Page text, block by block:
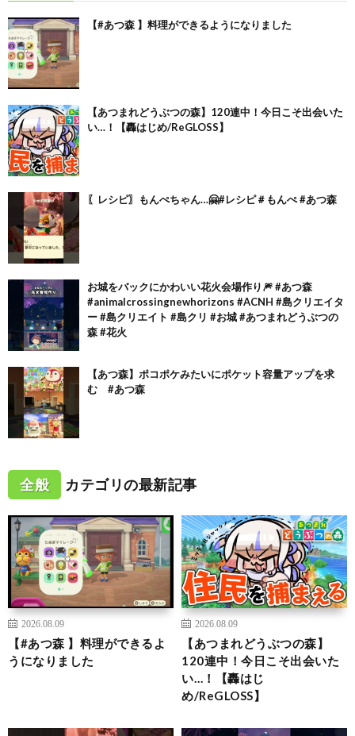
【#あつ森 】料理ができるようになりました
【あつまれどうぶつの森】120連中！今日こそ出会いた
い…！【轟はじめ/ReGLOSS】
〖レシピ〗もんぺちゃん…🤗#レシピ＃もんぺ #あつ森
お城をバックにかわいい花火会場作り🎆 #あつ森
#animalcrossingnewhorizons #ACNH #島クリエイタ
ー #島クリエイト #島クリ #お城 #あつまれどうぶつの
森 #花火
【あつ森】ポコポケみたいにポケット容量アップを求
む #あつ森
全般 カテゴリの最新記事
2026.08.09
【#あつ森 】料理ができるよ
うになりました
2026.08.09
【あつまれどうぶつの森】
120連中！今日こそ出会いた
い…！【轟はじ
め/ReGLOSS】